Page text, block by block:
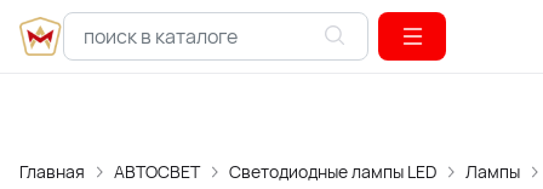
Главная АВТОСВЕТ Светодиодные лампы LED Лампы